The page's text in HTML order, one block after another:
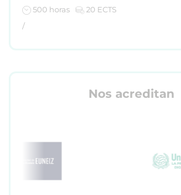
500 horas
20 ECTS
/
Nos acreditan